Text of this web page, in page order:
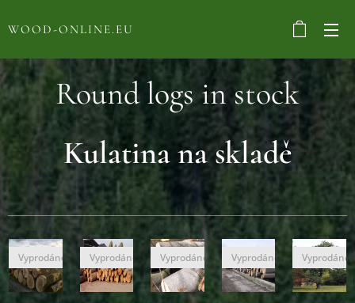
WOOD-ONLINE.EU
Round logs in stock
Kulatina na skladě
Vyprodáno Vyprodáno Vyprodáno Vyprodáno Vyprodáno